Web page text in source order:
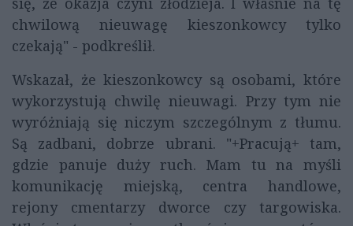
chwilową nieuwagę kieszonkowcy tylko
czekają" - podkreślił.
Wskazał, że kieszonkowcy są osobami, które
wykorzystują chwilę nieuwagi. Przy tym nie
wyróżniają się niczym szczególnym z tłumu.
Są zadbani, dobrze ubrani. "+Pracują+ tam,
gdzie panuje duży ruch. Mam tu na myśli
komunikację miejską, centra handlowe,
rejony cmentarzy dworce czy targowiska.